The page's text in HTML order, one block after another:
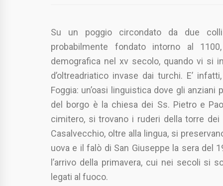
Su un poggio circondato da due
probabilmente fondato intorno al
demografica nel xv secolo, quando vi si
d’oltreadriatico invase dai turchi. E’
Foggia: un’oasi linguistica dove gli
del borgo è la chiesa dei Ss. Pietro e
cimitero, si trovano i ruderi della torre
Casalvecchio, oltre alla lingua, si
uova e il falò di San Giuseppe la sera del
l’arrivo della primavera, cui nei secoli si
legati al fuoco.